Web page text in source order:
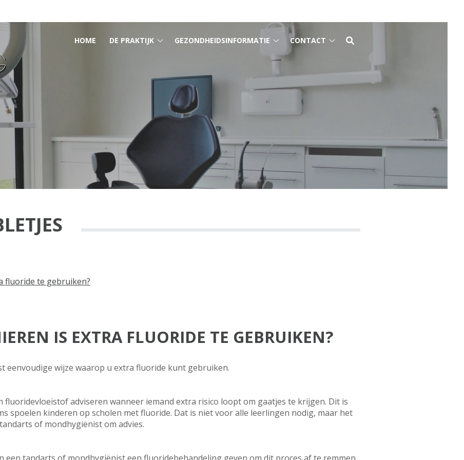
HOOFDMENU
HOME DE PRAKTIJK
submenu
GEZONDHEIDSINFORMATIE
Gezondheidsinformatie
submenu
CONTACT
fluoride te gebruiken?
IS EXTRA FLUORIDE TE GEBRUIKEN?
eenvoudige wijze waarop u extra fluoride kunt gebruiken.
fluoridevloeistof adviseren wanneer iemand extra risico loopt om gaatjes te krijgen. Dit is
spoelen kinderen op scholen met fluoride. Dat is niet voor alle leerlingen nodig, maar het
of mondhygiënist om advies.